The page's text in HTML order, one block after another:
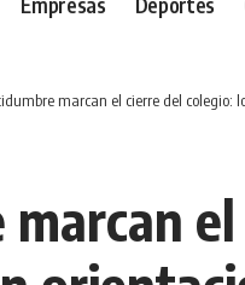
marcan el cierre del